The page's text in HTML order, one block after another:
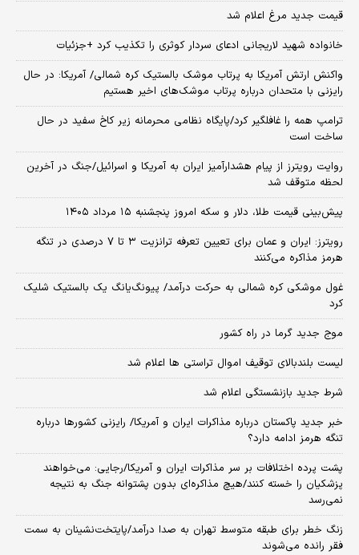
قیمت جدید مرغ اعلام شد
خانواده شهید لاریجانی ادعای سردار کوثری را تکذیب کرد +جزئیات
واکنش ارتش آمریکا به پرتاب موشک بالستیک کره شمالی/ آمریکا: در حال
رایزنی با متحدان درباره پرتاب موشک‌های اخیر هستیم
ترامپ همه را غافلگیر کرد/پایگاه نظامی محرمانه زیر کاخ سفید در حال
ساخت است
روایت رویترز از پیام هشدارآمیز ایران به آمریکا و اسرائیل/جنگ در آخرین
لحظه متوقف شد
پیش‌بینی قیمت طلا، دلار و سکه امروز پنجشنبه ۱۵ مرداد ۱۴۰۵
رویترز: ایران و عمان برای تعیین تعرفه ترانزیت ۳ تا ۷ درصدی در تنگه
هرمز مذاکره می‌کنند
غول موشکی کره شمالی به حرکت درآمد/ پیونگ‌یانگ یک بالستیک شلیک
کرد
موج جدید گرما در راه کشور
لیست بلندبالای توقیف اموال تراستی ها اعلام شد
شرط جدید بازنشستگی اعلام شد
خبر جدید پاکستان درباره مذاکرات ایران و آمریکا/ رایزنی کشورها درباره
تنگه هرمز ادامه دارد؟
پشت پرده اختلافات بر سر مذاکرات ایران و آمریکا/رجایی: می‌خواهند
پزشکیان را خسته کنند/هیچ مذاکره‌ای بدون پشتوانه جنگ به نتیجه
نمی‌رسد
زنگ خطر برای طبقه متوسط تهران به صدا درآمد/پایتخت‌نشینان به سمت
فقر رانده می‌شوند